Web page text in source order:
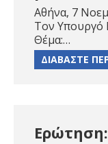
Αθήνα, 7
Τον Υπουργό
Θέμα:…
ΔΙΑΒΑΣΤΕ